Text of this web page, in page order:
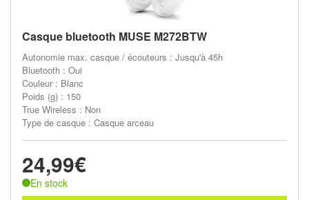
Casque bluetooth MUSE M272BTW
Autonomie max. casque / écouteurs : Jusqu'à 45h
Bluetooth : Oui
Couleur : Blanc
Poids (g) : 150
True Wireless : Non
Type de casque : Casque arceau
24,99€
En stock